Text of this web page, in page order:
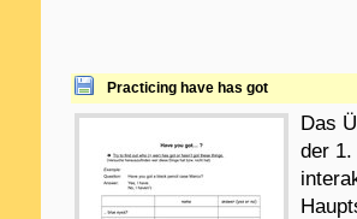
Practicing have has got
Das
der 1.